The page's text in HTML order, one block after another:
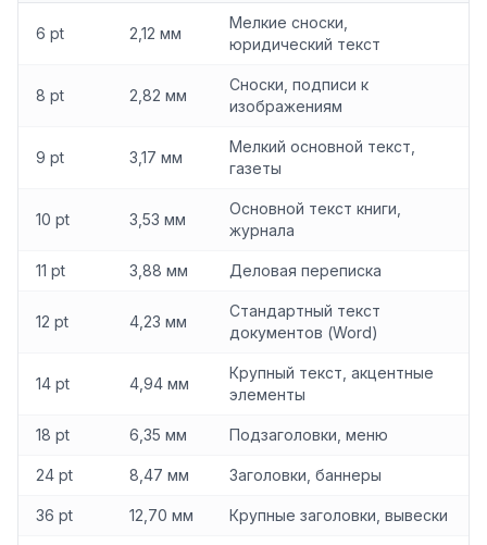
6 pt 2,12 мм
Мелкие сноски,
юридический текст
8 pt 2,82 мм
Сноски, подписи к
изображениям
9 pt 3,17 мм
Мелкий основной текст,
газеты
10 pt 3,53 мм
Основной текст книги,
журнала
11 pt 3,88 мм Деловая переписка
12 pt 4,23 мм
Стандартный текст
документов (Word)
14 pt 4,94 мм
Крупный текст, акцентные
элементы
18 pt 6,35 мм Подзаголовки, меню
24 pt 8,47 мм Заголовки, баннеры
36 pt 12,70 мм Крупные заголовки, вывески